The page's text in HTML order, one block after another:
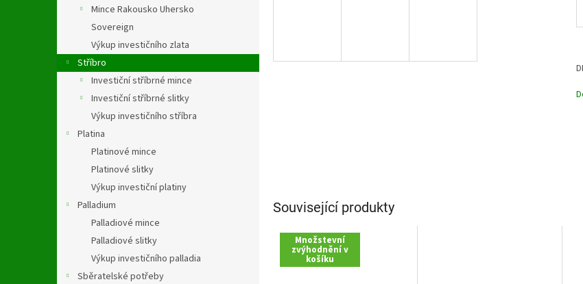
Mince Rakousko Uhersko
Sovereign
Výkup investičního zlata
Stříbro
Investiční stříbrné mince
Investiční stříbrné slitky
Výkup investičního stříbra
Platina
Platinové mince
Platinové slitky
Výkup investiční platiny
Palladium
Palladiové mince
Palladiové slitky
Výkup investičního palladia
Sběratelské potřeby
Související produkty
Množstevní
zvýhodnění v
košíku